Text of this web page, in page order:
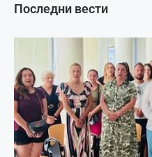
Последни вести